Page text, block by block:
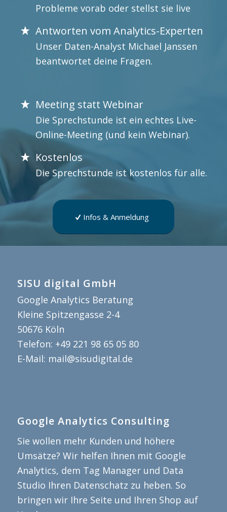
Probleme vorab oder stellst sie live
Antworten vom Analytics-Experten
Unser Daten-Analyst Michael Janssen
beantwortet deine Fragen.
Meeting statt Webinar
Die Sprechstunde ist ein echtes Live-
Online-Meeting (und kein Webinar).
Kostenlos
Die Sprechstunde ist kostenlos für alle.
Infos & Anmeldung
SISU digital GmbH
Google Analytics Beratung
Kleine Spitzengasse 2-4
50676 Köln
Telefon: +49 221 98 65 05 80
E-Mail: mail@sisudigital.de
Google Analytics Consulting
Sie wollen mehr Kunden und höhere
Umsätze? Wir helfen Ihnen mit Google
Analytics, dem Tag Manager und Data
Studio Ihren Datenschatz zu heben. So
bringen wir Ihre Seite und Ihren Shop auf